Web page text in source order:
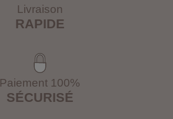
Livraison
RAPIDE
Paiement 100%
SÉCURISÉ